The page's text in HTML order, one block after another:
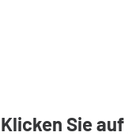
Klicken Sie auf